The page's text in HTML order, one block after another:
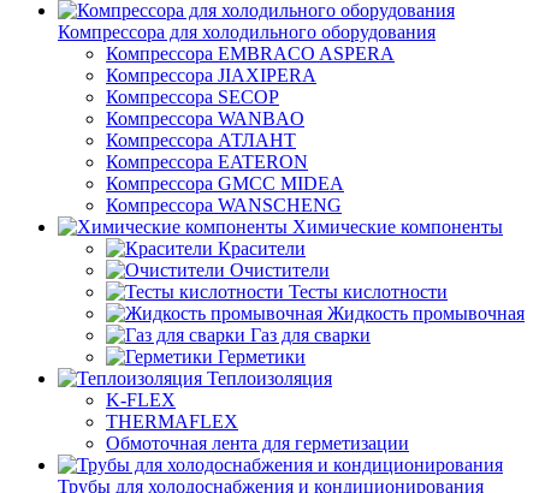
Компрессора для холодильного оборудования
Компрессора EMBRACO ASPERA
Компрессора JIAXIPERA
Компрессора SECOP
Компрессора WANBAO
Компрессора АТЛАНТ
Компрессора EATERON
Компрессора GMCC MIDEA
Компрессора WANSCHENG
Химические компоненты
Красители
Очистители
Тесты кислотности
Жидкость промывочная
Газ для сварки
Герметики
Теплоизоляция
K-FLEX
THERMAFLEX
Обмоточная лента для герметизации
Трубы для холодоснабжения и кондиционирования